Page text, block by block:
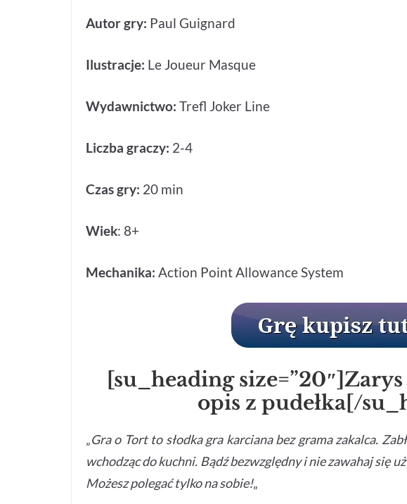
Autor gry: Paul Guignard
Ilustracje: Le Joueur Masque
Wydawnictwo: Trefl Joker Line
Liczba graczy: 2-4
Czas gry: 20 min
Wiek: 8+
Mechanika: Action Point Allowance System
[su_heading
opis z pudełka[/
„Gra o Tort to słodka gra karciana bez grama zakalca.
wchodząc do kuchni. Bądź bezwzględny i nie zawahaj się
Możesz polegać tylko na sobie!„